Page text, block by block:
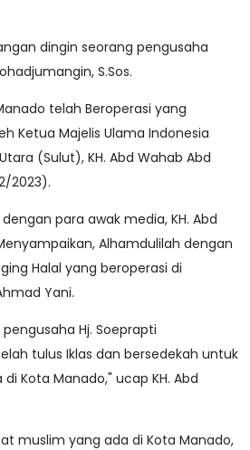
dingin seorang pengusaha
S.Sos.
telah Beroperasi yang
Ketua Majelis Ulama Indonesia
(Sulut), KH. Abd Wahab Abd
2023).
para awak media, KH. Abd
Alhamdulilah dengan
Halal yang beroperasi di
Yani.
Hj. Soeprapti
tulus Iklas dan bersedekah untuk
Kota Manado," ucap KH. Abd
muslim yang ada di Kota Manado,